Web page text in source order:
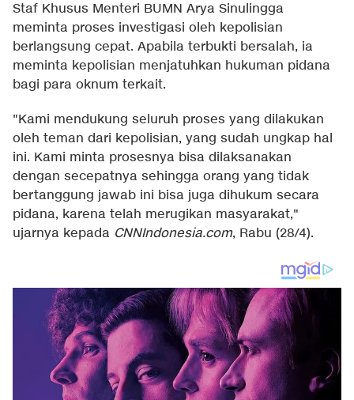
Staf Khusus Menteri BUMN Arya Sinulingga
meminta proses investigasi oleh kepolisian
berlangsung cepat. Apabila terbukti bersalah, ia
meminta kepolisian menjatuhkan hukuman pidana
bagi para oknum terkait.
"Kami mendukung seluruh proses yang dilakukan
oleh teman dari kepolisian, yang sudah ungkap hal
ini. Kami minta prosesnya bisa dilaksanakan
dengan secepatnya sehingga orang yang tidak
bertanggung jawab ini bisa juga dihukum secara
pidana, karena telah merugikan masyarakat,"
ujarnya kepada CNNIndonesia.com, Rabu (28/4).